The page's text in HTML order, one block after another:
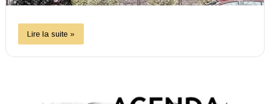
Lire la suite »